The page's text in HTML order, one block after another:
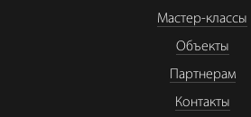
Мастер-классы
Объекты
Партнерам
Контакты